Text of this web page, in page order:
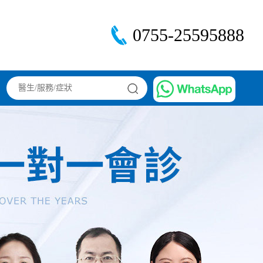
0755-25595888